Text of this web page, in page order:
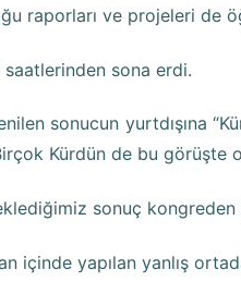
raporları ve projeleri de
sona erdi.
sonucun yurtdışına
Kürdün de bu görüşte
sonuç kongreden
içinde yapılan yanlış